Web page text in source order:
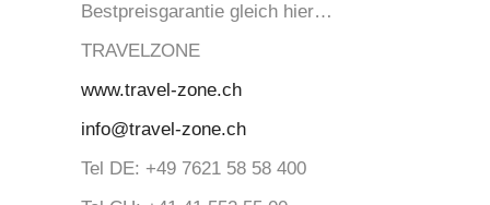
Bestpreisgarantie gleich hier…
TRAVELZONE
www.travel-zone.ch
info@travel-zone.ch
Tel DE: +49 7621 58 58 400